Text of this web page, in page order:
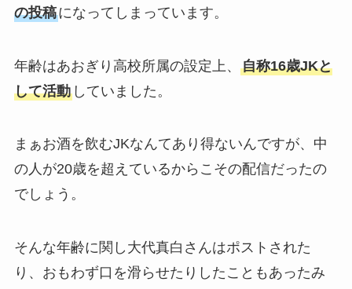
の投稿になってしまっています。
年齢はあおぎり高校所属の設定上、 自称16歳JKと
して活動していました。
まぁお酒を飲むJKなんてあり得ないんですが、中
の人が20歳を超えているからこその配信だったの
でしょう。
そんな年齢に関し大代真白さんはポストされた
り、おもわず口を滑らせたりしたこともあったみ